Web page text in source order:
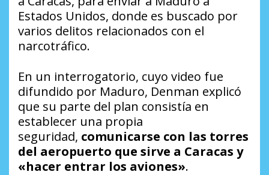
Estados Unidos, donde es buscado por
varios delitos relacionados con el
narcotráfico.
En un interrogatorio, cuyo video fue
difundido por Maduro, Denman explicó
que su parte del plan consistía en
establecer una propia
seguridad, comunicarse con las torres
del aeropuerto que sirve a Caracas y
«hacer entrar los aviones».